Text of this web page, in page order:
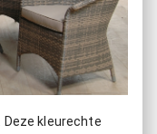
kleurechte